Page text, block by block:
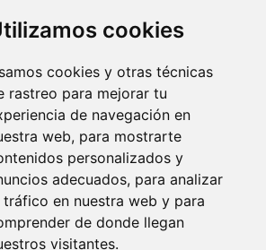
cookies
cookies y otras técnicas
rastreo para mejorar tu
de navegación en
web, para mostrarte
personalizados y
adecuados, para analizar
tráfico en nuestra web y para
de donde llegan
visitantes.
cookies preferences
© 2025 ozul.es